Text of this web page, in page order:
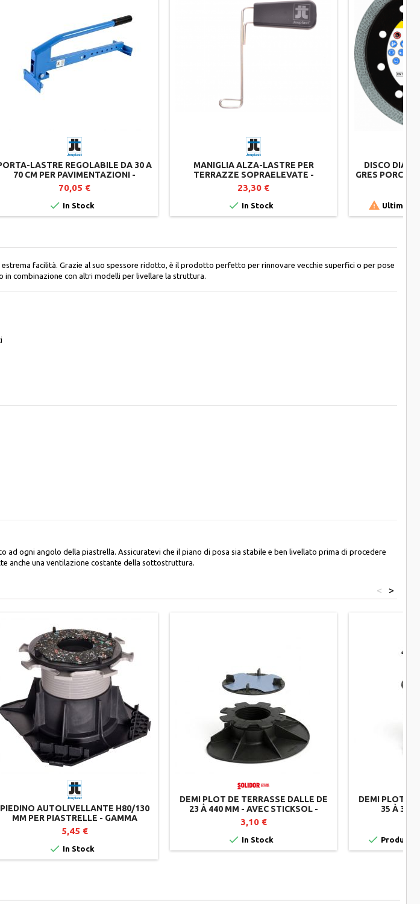
LASTRE REGOLABILE DA 30 A
70 CM PER PAVIMENTAZIONI -
JOUPLAST
70,05 €
 In Stock
MANIGLIA ALZA-LASTRE PER
TERRAZZE SOPRAELEVATE -
JOUPLAST
23,30 €
 In Stock
DISCO
GRES
 Ultimi
facilità. Grazie al suo spessore ridotto, è il prodotto perfetto per rinnovare vecchie superfici o per pose
combinazione con altri modelli per livellare la struttura.
ogni angolo della piastrella. Assicuratevi che il piano di posa sia stabile e ben livellato prima di procedere
anche una ventilazione costante della sottostruttura.
>
<
PIEDINO AUTOLIVELLANTE H80/130
MM PER PIASTRELLE - GAMMA
CLEMAN - JOUPLAST
5,45 €
 In Stock
DEMI PLOT DE TERRASSE DALLE DE
23 À 440 MM - AVEC STICKSOL -
SOLIDOR
3,10 €
 In Stock
DEMI PLOT
35 À 350
 Product